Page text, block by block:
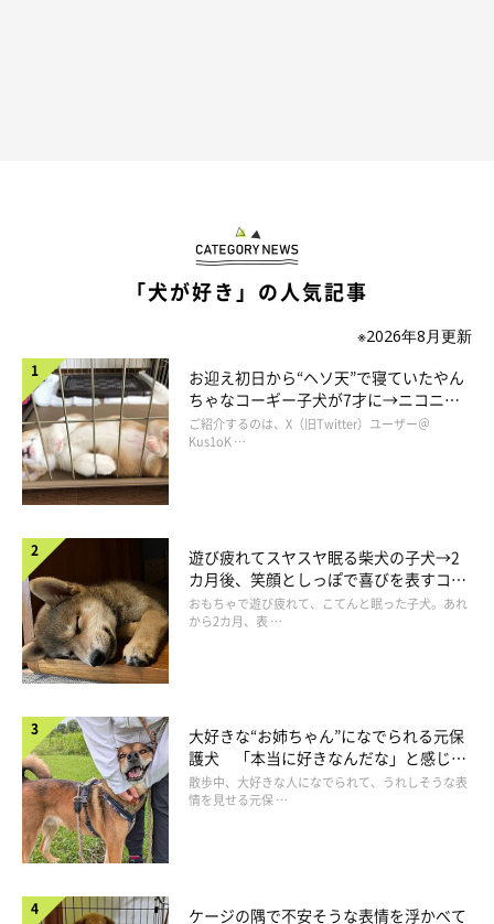
「犬が好き」の人気記事
※2026年8月更新
お迎え初日から“ヘソ天”で寝ていたやん
ちゃなコーギー子犬が7才に→ニコニ
コ“コーギースマイル”が魅力のコに成
長！
ご紹介するのは、X（旧Twitter）ユーザー＠
Kus1oK …
遊び疲れてスヤスヤ眠る柴犬の子犬→2
カ月後、笑顔としっぽで喜びを表すコに
成長！
おもちゃで遊び疲れて、こてんと眠った子犬。あれ
から2カ月、表 …
大好きな“お姉ちゃん”になでられる元保
護犬 「本当に好きなんだな」と感じる
表情にほっこり
散歩中、大好きな人になでられて、うれしそうな表
情を見せる元保 …
ケージの隅で不安そうな表情を浮かべて